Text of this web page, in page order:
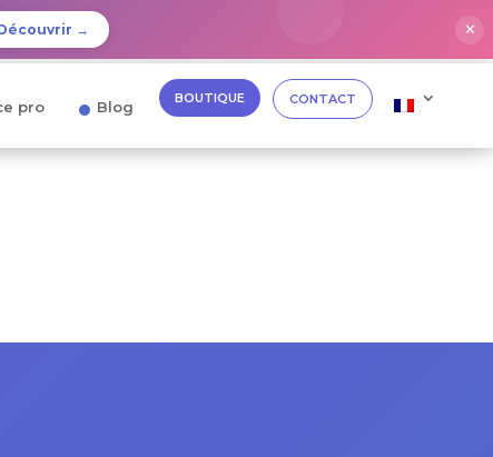
→ ✕
pro Blog BOUTIQUE CONTACT